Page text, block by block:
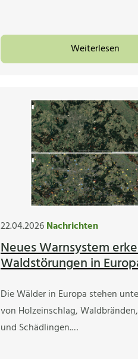
Weiterlesen
22.04.2026Nachrichten
Neues Warnsystem
Waldstörungen in
Die Wälder in Europa stehen
von Holzeinschlag,
und Schädlingen.…